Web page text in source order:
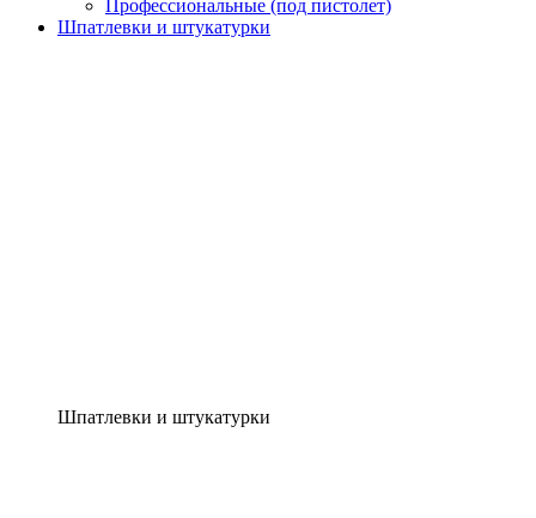
Профессиональные (под пистолет)
Шпатлевки и штукатурки
Шпатлевки и штукатурки